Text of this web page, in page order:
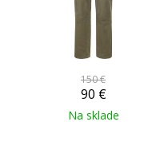
150 €
90 €
Na sklade